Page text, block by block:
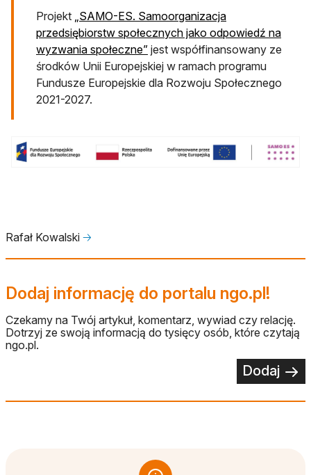
Projekt „SAMO-ES. Samoorganizacja
przedsiębiorstw społecznych jako odpowiedź na
wyzwania społeczne”otwiera się w nowej karcie
jest współfinansowany ze
środków Unii Europejskiej w ramach programu
Fundusze Europejskie dla Rozwoju Społecznego
2021-2027.
Rafał Kowalski 🡢
Dodaj informację do portalu ngo.pl!
Czekamy na Twój artykuł, komentarz, wywiad czy relację.
Dotrzyj ze swoją informacją do tysięcy osób, które czytają
ngo.pl.
Dodaj